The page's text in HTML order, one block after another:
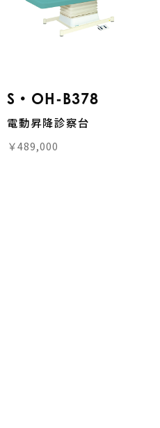
S・OH-B378
電動昇降診察台
￥489,000